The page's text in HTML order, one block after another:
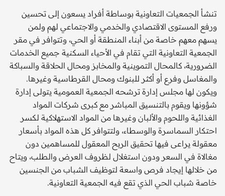
تنشأ الجمعيات التعاونية بوساطة أفراد يسعون إلى تحسين
ورفع المستوى الاقتصادي والخدمي والاجتماعي لهم ولمن
يسهم معهم خاصة من أبناء المنطقة أو الحي، وتتوافر في مقر
الجمعية التعاونية التي تقام في الأحياء السكنية جميع الخدمات
الضرورية، كالمحال التموينية والمخابز ومحال الحلاقة والسباكة
والمغاسل وفرع أو أكثر للبنوك ومحال القرطاسية وغيرها.
ويكون لها مجلس إدارة ترشحه الجمعية العمومية يتولى إدارة
شؤونها ويقوم بالتنسيق المباشر مع كبرى شركات المواد
الغذائية واللحوم والألبان وغيرها من المواد الاستهلاكية لكسر
احتكار السماسرة والوسطاء، ولتتوافر كل هذه المواد بأسعار
معقولة يراعى فيها تحقيق الربح المعقول للمساهمين دون
مغالاة في السعر ودون استغلال لظروف العرض والطلب، ويتاح
من خلالها إيجاد فرص واسعة لتوظيف الشباب من الجنسين
خاصة شباب الحي الذي تقع فيه الجمعية التعاونية.